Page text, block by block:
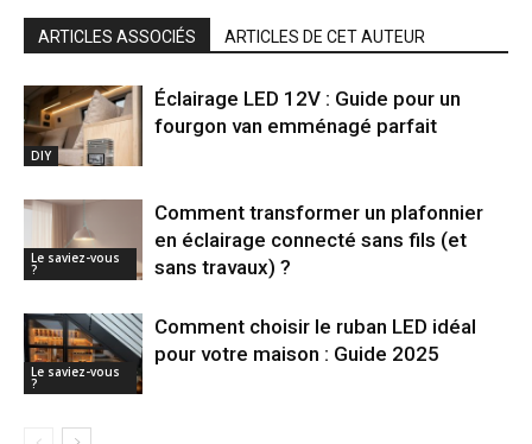
ARTICLES ASSOCIÉS ARTICLES DE CET AUTEUR
DIY
Éclairage LED 12V : Guide pour un
fourgon van emménagé parfait
Le saviez-vous
?
Comment transformer un plafonnier
en éclairage connecté sans fils (et
sans travaux) ?
Le saviez-vous
?
Comment choisir le ruban LED idéal
pour votre maison : Guide 2025